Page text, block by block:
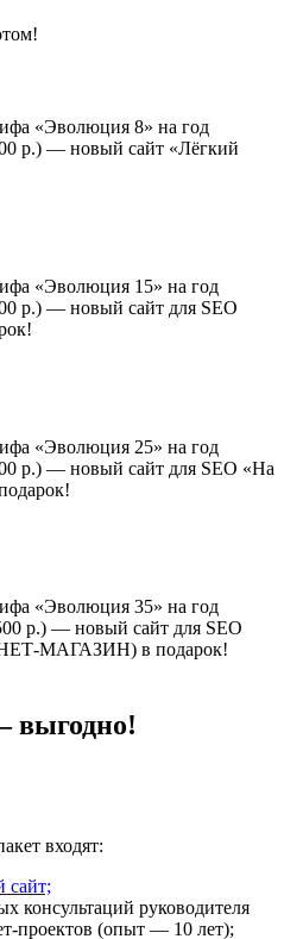
«Эволюция 8» на год
р.) — новый сайт «Лёгкий
«Эволюция 15» на год
р.) — новый сайт для SEO
«Эволюция 25» на год
р.) — новый сайт для SEO «На
«Эволюция 35» на год
р.) — новый сайт для SEO
МАГАЗИН) в подарок!
выгодно!
входят:
сайт;
консультаций руководителя
проектов (опыт — 10 лет);